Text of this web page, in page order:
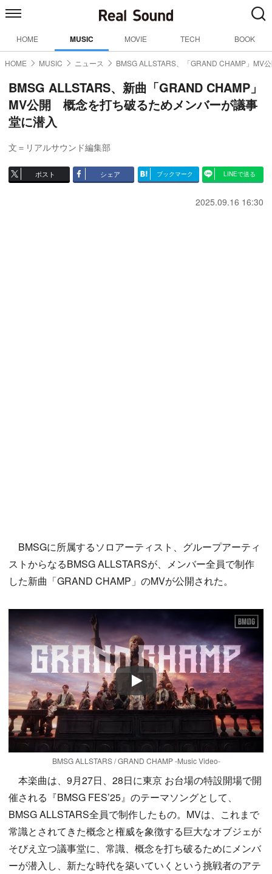
HOME MUSIC MOVIE TECH BOOK
HOME MUSIC ニュース BMSG ALLSTARS、「GRAND CHAMP」MV
BMSG ALLSTARS、新曲「GRAND CHAMP」
MV公開 概念を打ち破るためメンバーが議事
堂に潜入
文＝リアルサウンド編集部
ポスト シェア ブックマーク LINEで送る
2025.09.16 16:30
BMSGに所属するソロアーティスト、グループアーティ
ストからなるBMSG ALLSTARSが、メンバー全員で制作
した新曲「GRAND CHAMP」のMVが公開された。
Play
BMSG ALLSTARS / GRAND CHAMP -Music Video-
本楽曲は、9月27日、28日に東京 お台場の特設開場で開
催される『BMSG FES’25』のテーマソングとして、
BMSG ALLSTARS全員で制作したもの。MVは、これまで
常識とされてきた概念と権威を象徴する巨大なオブジェが
そびえ立つ議事堂に、常識、概念を打ち破るためにメンバ
ーが潜入し、新たな時代を築いていくという挑戦者のアテ